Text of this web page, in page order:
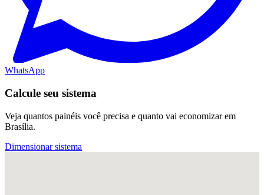
WhatsApp
Calcule seu sistema
Veja quantos painéis você precisa e quanto vai economizar em
Brasília.
Dimensionar sistema